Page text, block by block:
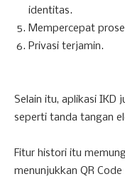
identitas.
Mempercepat
Privasi terjamin.
Selain itu, aplikasi IKD
seperti tanda tangan
Fitur histori itu
menunjukkan QR